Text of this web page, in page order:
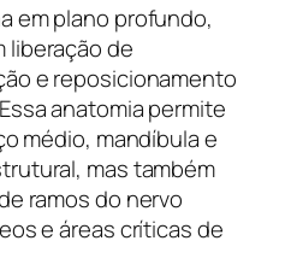
em plano profundo,
liberação de
e reposicionamento
anatomia permite
médio, mandíbula e
mas também
ramos do nervo
e áreas críticas de